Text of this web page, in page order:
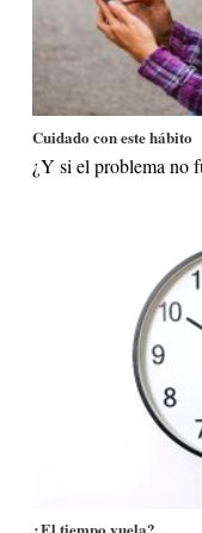
Cuidado con este hábito
¿Y si el problema no